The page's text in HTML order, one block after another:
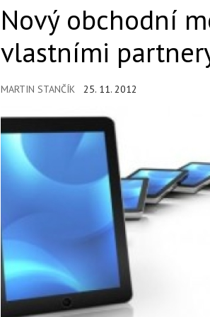
Nový obchodní
vlastními
MARTIN STANČÍK 25. 11. 2012